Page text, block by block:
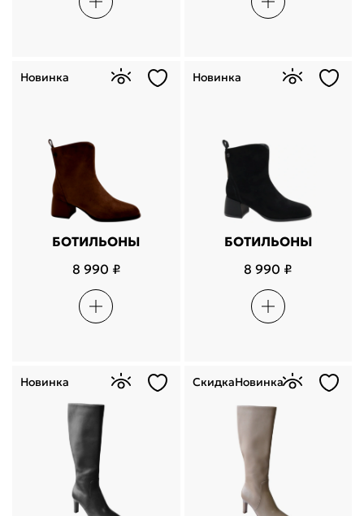
БОТИЛЬОНЫ
8 990 ₽
Новинка
БОТИЛЬОНЫ
8 990 ₽
Новинка
Новинка СкидкаНовинка